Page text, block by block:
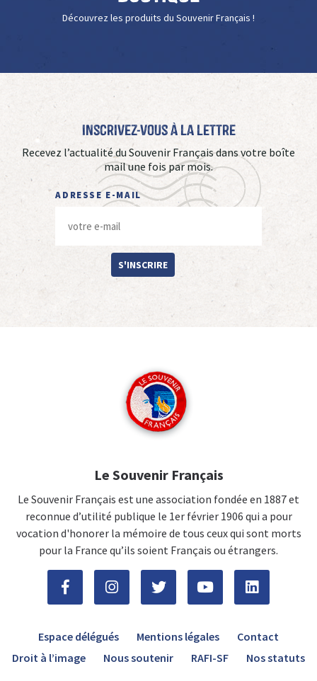
Découvrez les produits du Souvenir Français !
Inscrivez-vous à La Lettre
Recevez l’actualité du Souvenir Français dans votre boîte
mail une fois par mois.
ADRESSE E-MAIL
S'INSCRIRE
Le Souvenir Français
Le Souvenir Français est une association fondée en 1887 et
reconnue d’utilité publique le 1er février 1906 qui a pour
vocation d'honorer la mémoire de tous ceux qui sont morts
pour la France qu’ils soient Français ou étrangers.
Espace délégués Mentions légales
Contact
Droit à l’image
Nous soutenir RAFI-SF Nos statuts